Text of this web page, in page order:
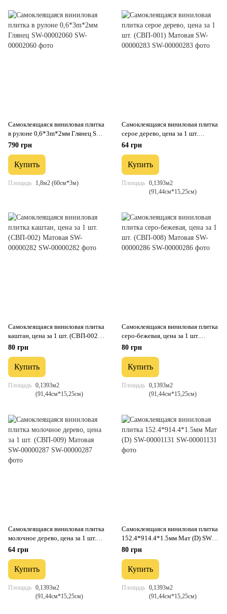
Самоклеящаяся виниловая плитка
в рулоне 0,6*3m*2мм Глянец SW-
00002060
790 грн
Купить
Площадь 1,8м2 (60см*3м)
Самоклеящаяся виниловая плитка
серое дерево, цена за 1 шт.
(СВП-001) Матовая SW-
64 грн
Купить
Площадь 0,1393м2
(91,44см*15,25см)
Самоклеящаяся виниловая плитка
каштан, цена за 1 шт. (СВП-002)
Матовая SW-00000282
80 грн
Купить
Площадь 0,1393м2
(91,44см*15,25см)
Самоклеящаяся виниловая плитка
серо-бежевая, цена за 1 шт.
(СВП-008) Матовая SW-
80 грн
Купить
Площадь 0,1393м2
(91,44см*15,25см)
Самоклеящаяся виниловая плитка
молочное дерево, цена за 1 шт.
(СВП-009) Матовая SW-
64 грн
Купить
Площадь 0,1393м2
(91,44см*15,25см)
Самоклеящаяся виниловая плитка
152.4*914.4*1.5мм Мат (D) SW-
00001131
80 грн
Купить
Площадь 0,1393м2
(91,44см*15,25см)